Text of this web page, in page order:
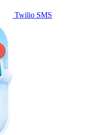
Twilio SMS